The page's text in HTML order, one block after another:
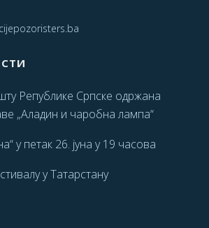
Републике Српске одржана
„Аладин и чаробна лампа“
у петак 26. јуна у 19 часова
у Татарстану